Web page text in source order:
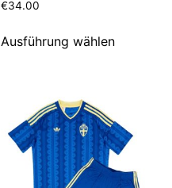
€34.00
Ausführung wählen